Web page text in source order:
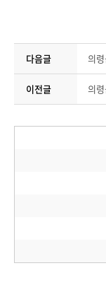
다음글
이전글 의